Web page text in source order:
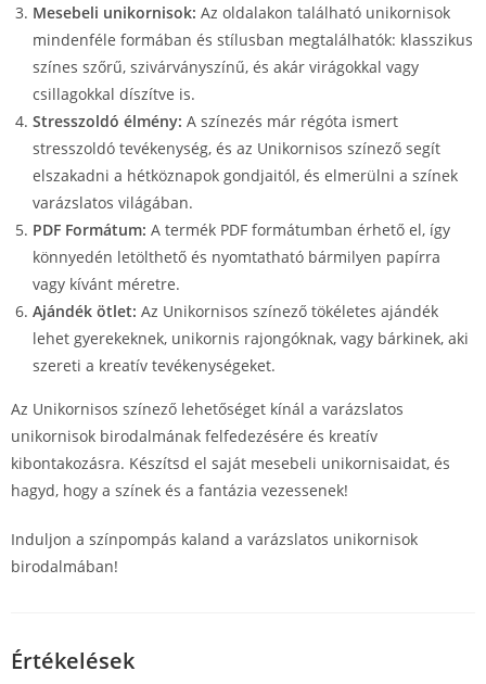
Mesebeli unikornisok: Az oldalakon található unikornisok
mindenféle formában és stílusban megtalálhatók: klasszikus
színes szőrű, szivárványszínű, és akár virágokkal vagy
csillagokkal díszítve is.
Stresszoldó élmény: A színezés már régóta ismert
stresszoldó tevékenység, és az Unikornisos színező segít
elszakadni a hétköznapok gondjaitól, és elmerülni a színek
varázslatos világában.
PDF Formátum: A termék PDF formátumban érhető el, így
könnyedén letölthető és nyomtatható bármilyen papírra
vagy kívánt méretre.
Ajándék ötlet: Az Unikornisos színező tökéletes ajándék
lehet gyerekeknek, unikornis rajongóknak, vagy bárkinek, aki
szereti a kreatív tevékenységeket.
Az Unikornisos színező lehetőséget kínál a varázslatos
unikornisok birodalmának felfedezésére és kreatív
kibontakozásra. Készítsd el saját mesebeli unikornisaidat, és
hagyd, hogy a színek és a fantázia vezessenek!
Induljon a színpompás kaland a varázslatos unikornisok
birodalmában!
Értékelések